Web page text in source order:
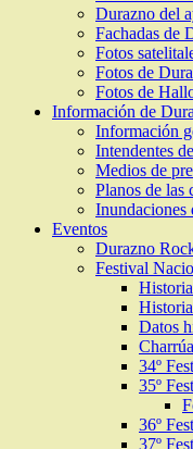
Durazno del
Fachadas de
Fotos
Fotos de
Fotos de
Información de
Información
Intendentes
Medios de
Planos de las
Inundaciones
Eventos
Durazno
Festival
Datos
34º
35º
36º
37º